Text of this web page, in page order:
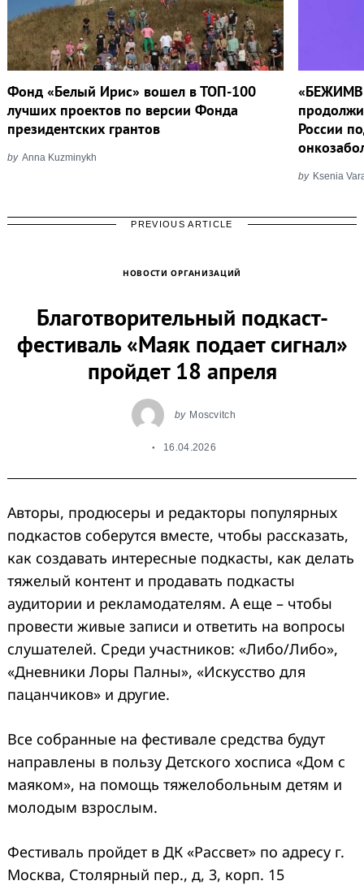
Фонд «Белый Ирис» вошел в ТОП-100
лучших проектов по версии Фонда
президентских грантов
by Anna Kuzminykh
России
by Ksenia
PREVIOUS ARTICLE
НОВОСТИ ОРГАНИЗАЦИЙ
Благотворительный подкаст-
фестиваль «Маяк подает сигнал»
пройдет 18 апреля
by Moscvitch
16.04.2026
Авторы, продюсеры и редакторы популярных
подкастов соберутся вместе, чтобы рассказать,
как создавать интересные подкасты, как делать
тяжелый контент и продавать подкасты
аудитории и рекламодателям. А еще – чтобы
провести живые записи и ответить на вопросы
слушателей. Среди участников: «Либо/Либо»,
«Дневники Лоры Палны», «Искусство для
пацанчиков» и другие.
Все собранные на фестивале средства будут
направлены в пользу Детского хосписа «Дом с
маяком», на помощь тяжелобольным детям и
молодым взрослым.
Фестиваль пройдет в ДК «Рассвет» по адресу г.
Москва, Столярный пер., д, 3, корп. 15